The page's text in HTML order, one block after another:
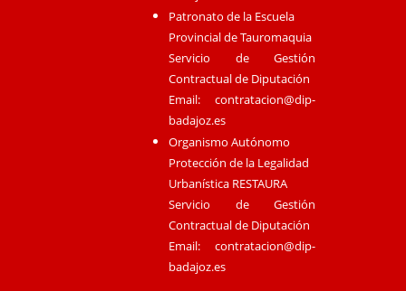
Patronato de la Escuela
Provincial de Tauromaquia
Servicio de Gestión
Contractual de Diputación
Email:contratacion@dip-
badajoz.es
Organismo Autónomo
Protección de la Legalidad
Urbanística RESTAURA
Servicio de Gestión
Contractual de Diputación
Email:contratacion@dip-
badajoz.es